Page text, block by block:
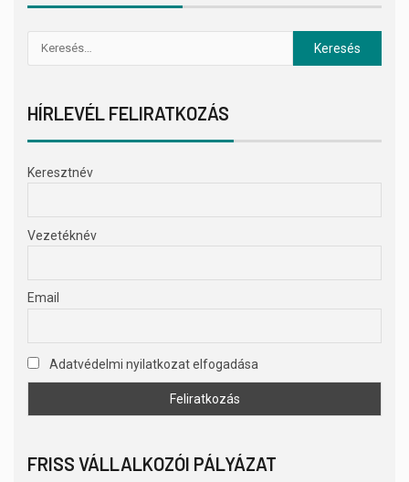
HÍRLEVÉL FELIRATKOZÁS
Keresztnév
Vezetéknév
Email
Adatvédelmi nyilatkozat elfogadása
FRISS VÁLLALKOZÓI PÁLYÁZAT